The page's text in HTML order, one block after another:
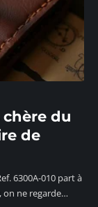
chère du
de
6300A-010 part à
on ne regarde…